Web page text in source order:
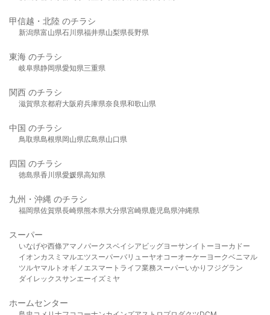
甲信越・北陸 のチラシ
新潟県富山県石川県福井県山梨県長野県
東海 のチラシ
岐阜県静岡県愛知県三重県
関西 のチラシ
滋賀県京都府大阪府兵庫県奈良県和歌山県
中国 のチラシ
鳥取県島根県岡山県広島県山口県
四国 のチラシ
徳島県香川県愛媛県高知県
九州・沖縄 のチラシ
福岡県佐賀県長崎県熊本県大分県宮崎県鹿児島県沖縄県
スーパー
いなげや西條アマノパークスベイシア ビッグヨーサンイトーヨーカドー
イオンカスミ マルエツスーパーバリューヤオコーオーケー ヨークベニマル
ツルヤマルト オギノ エスマート ライフ業務スーパーいかり フジグラン
ダイレックスサンエーイズミヤ
ホームセンター